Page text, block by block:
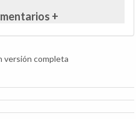
+
versión completa